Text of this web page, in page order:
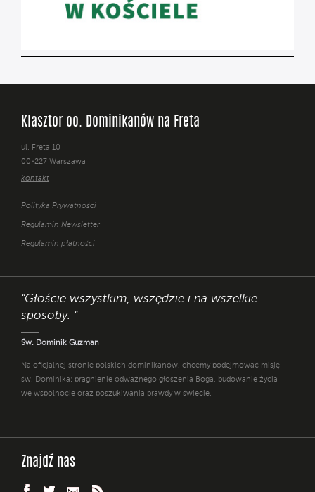
Klasztor oo. Dominikanów na Freta
ul. Freta 10
00-227 Warszawa
kontakt
Polityka Prywatności
Regulamin Newsletter
Regulamin płatności
"Głoście wszystkim, wszędzie i na wszelkie
sposoby. "
Św. Dominik Guzman
Na oficjalnej stronie polskich dominikanów, chcemy podejmować misję
św. Dominika: pragnienie odważnego głoszenia Boga, budowanie życia
we wspólnocie oraz poszukiwania prawdy w świecie.
Znajdź nas